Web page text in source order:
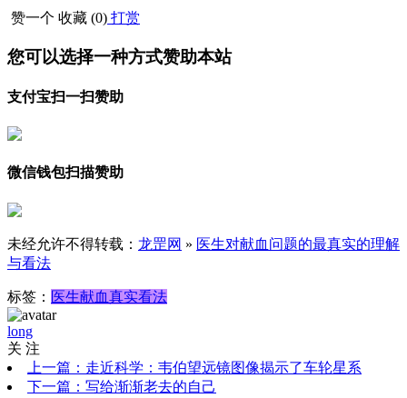
赞一个 收藏 (0) 打赏
您可以选择一种方式赞助本站
支付宝扫一扫赞助
微信钱包扫描赞助
未经允许不得转载： 龙罡网 » 医生对献血问题的最真实的理解
与看法
标签： 医生献血真实看法
long
关 注
上一篇：走近科学：韦伯望远镜图像揭示了车轮星系
下一篇：写给渐渐老去的自己